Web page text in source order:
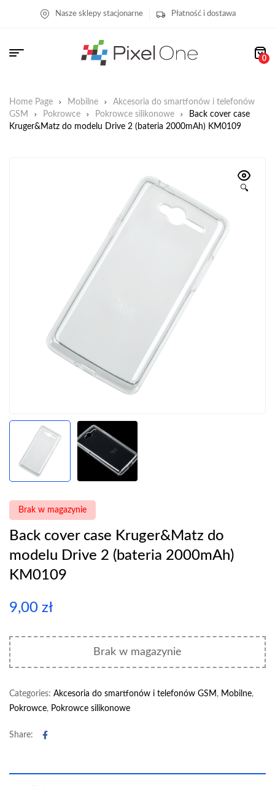
Nasze sklepy stacjonarne Płatność i dostawa
0
Home Page Mobilne
Akcesoria do smartfonów i telefonów
GSM
Pokrowce Pokrowce silikonowe
Back cover case
Kruger&Matz do modelu Drive 2 (bateria 2000mAh) KM0109
🔍
Brak w magazynie
Back cover case Kruger&Matz do
modelu Drive 2 (bateria 2000mAh)
KM0109
9,00 zł
Brak w magazynie
Categories: Akcesoria do smartfonów i telefonów GSM , Mobilne,
Pokrowce, Pokrowce silikonowe
Share: Facebook